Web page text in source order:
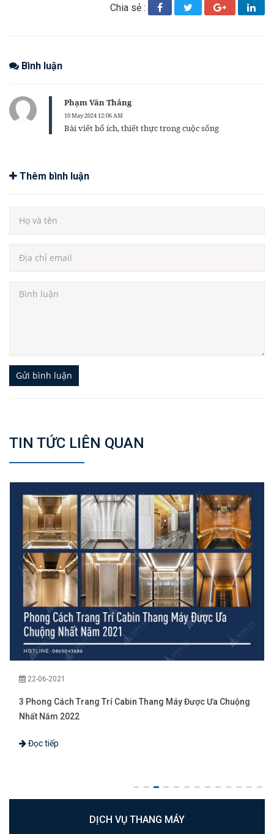
Chia sẻ :
Bình luận
Phạm Văn Thắng
10 May 2024 12:06 AM
Bài viết bổ ích, thiết thực trong cuộc sống
Thêm bình luận
Gửi bình luận
TIN TỨC LIÊN QUAN
22-06-2021
3 Phong Cách Trang Trí Cabin Thang Máy Được Ưa Chuộng
Nhất Năm 2022
Đọc tiếp
DỊCH VỤ THANG MÁY